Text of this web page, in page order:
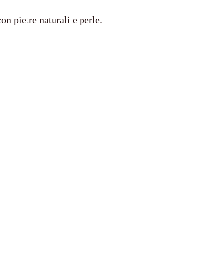
pietre naturali e perle.